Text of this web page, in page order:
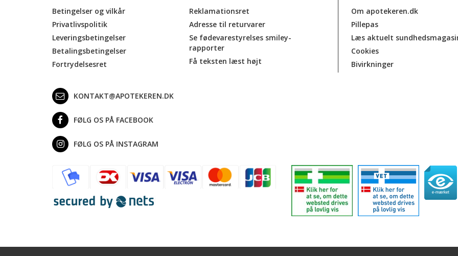
Betingelser og vilkår
Privatlivspolitik
Leveringsbetingelser
Betalingsbetingelser
Fortrydelsesret
Reklamationsret
Adresse til returvarer
Se fødevarestyrelses smiley-
rapporter
Få teksten læst højt
Om apotekeren.dk
Pillepas
Læs aktuelt
Cookies
Bivirkninger
KONTAKT@APOTEKEREN.DK
FØLG OS PÅ FACEBOOK
FØLG OS PÅ INSTAGRAM